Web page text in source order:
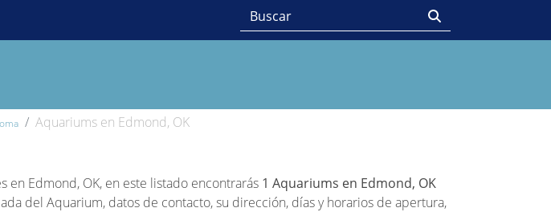
Aquariums en Edmond, OK
en Edmond, OK, en este listado encontrarás 1 Aquariums en Edmond, OK
del Aquarium, datos de contacto, su dirección, días y horarios de apertura,